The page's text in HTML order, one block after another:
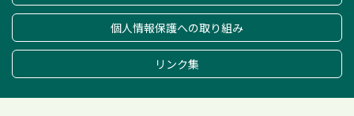
個人情報保護への取り組み
リンク集